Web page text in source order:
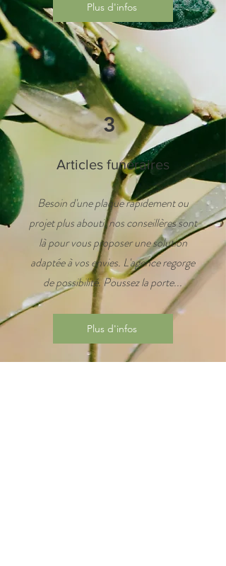
Plus d'infos
3
Articles funéraires
Besoin d'une plaque rapidement ou
projet plus abouti, nos conseillères sont
là pour vous proposer une solution
adaptée à vos envies. L'agence regorge
de possibilité. Poussez la porte...
Plus d'infos